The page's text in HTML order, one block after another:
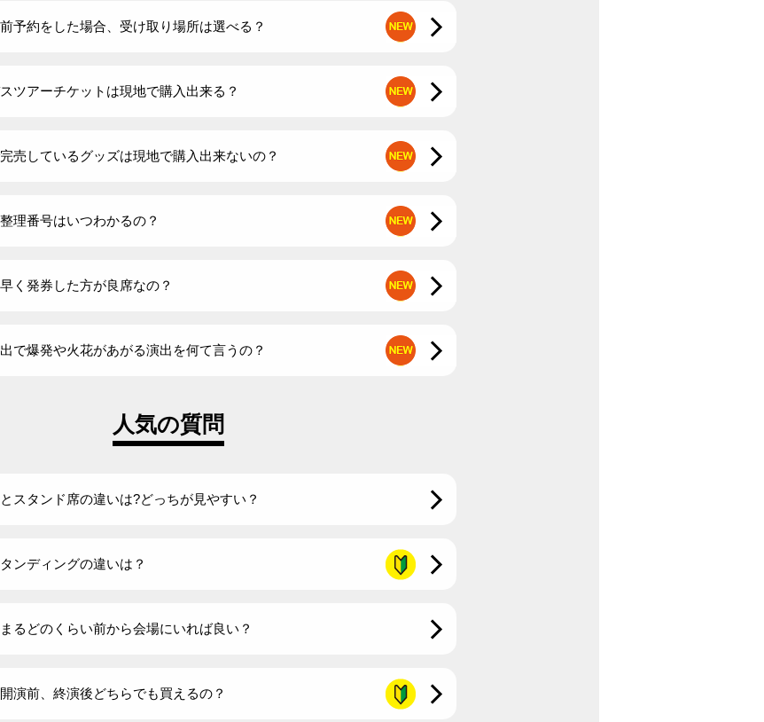
予約をした場合、受け取り場所は選べる？
ツアーチケットは現地で購入出来る？
売しているグッズは現地で購入出来ないの？
理番号はいつわかるの？
く発券した方が良席なの？
で爆発や火花があがる演出を何て言うの？
人気の質問
スタンド席の違いは?どっちが見やすい？
ンディングの違いは？
るどのくらい前から会場にいれば良い？
演前、終演後どちらでも買えるの？